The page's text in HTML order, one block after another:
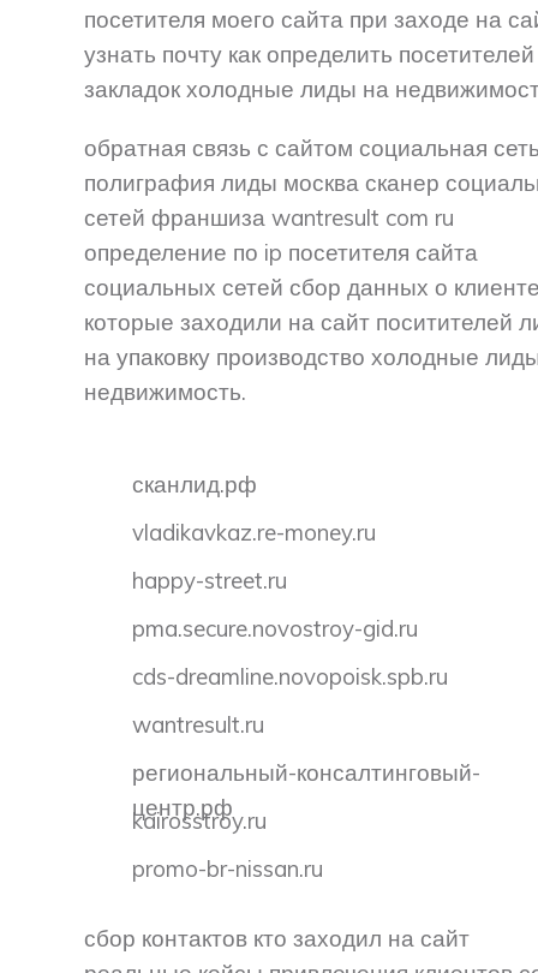
посетителя моего сайта при заходе на
узнать почту как определить
закладок холодные лиды на
обратная связь с сайтом социальная
полиграфия лиды москва сканер
сетей франшиза wantresult com ru
определение по ip посетителя сайта
социальных сетей сбор данных о
которые заходили на сайт поситителей
на упаковку производство холодные
недвижимость.
сканлид.рф
vladikavkaz.re-money.ru
happy-street.ru
pma.secure.novostroy-gid.ru
cds-dreamline.novopoisk.spb.ru
wantresult.ru
региональный-консалтинговый-
центр.рф
kairosstroy.ru
promo-br-nissan.ru
сбор контактов кто заходил на сайт